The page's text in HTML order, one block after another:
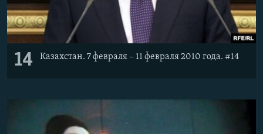
14 Казахстан. 7 февраля – 11 февраля 2010 года. #14